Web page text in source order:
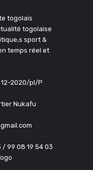
togolais
togolaise
sport &
temps réel et
12-2020/pl/P
Nukafu
99 08 19 54 03